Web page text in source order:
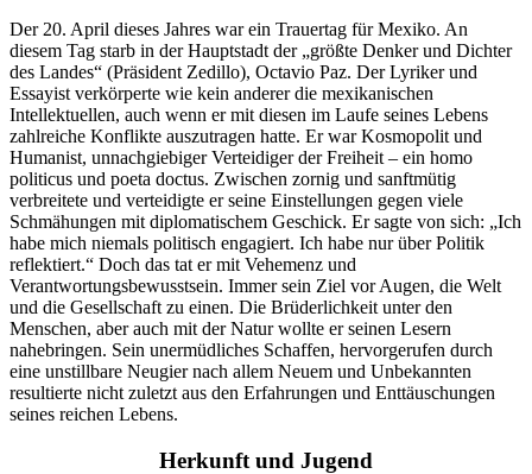
Der 20. April dieses Jahres war ein Trauertag für Mexiko. An
diesem Tag starb in der Hauptstadt der „größte Denker und Dichter
des Landes“ (Präsident Zedillo), Octavio Paz. Der Lyriker und
Essayist verkörperte wie kein anderer die mexikanischen
Intellektuellen, auch wenn er mit diesen im Laufe seines Lebens
zahlreiche Konflikte auszutragen hatte. Er war Kosmopolit und
Humanist, unnachgiebiger Verteidiger der Freiheit – ein homo
politicus und poeta doctus. Zwischen zornig und sanftmütig
verbreitete und verteidigte er seine Einstellungen gegen viele
Schmähungen mit diplomatischem Geschick. Er sagte von sich: „Ich
habe mich niemals politisch engagiert. Ich habe nur über Politik
reflektiert.“ Doch das tat er mit Vehemenz und
Verantwortungsbewusstsein. Immer sein Ziel vor Augen, die Welt
und die Gesellschaft zu einen. Die Brüderlichkeit unter den
Menschen, aber auch mit der Natur wollte er seinen Lesern
nahebringen. Sein unermüdliches Schaffen, hervorgerufen durch
eine unstillbare Neugier nach allem Neuem und Unbekannten
resultierte nicht zuletzt aus den Erfahrungen und Enttäuschungen
seines reichen Lebens.
Herkunft und Jugend